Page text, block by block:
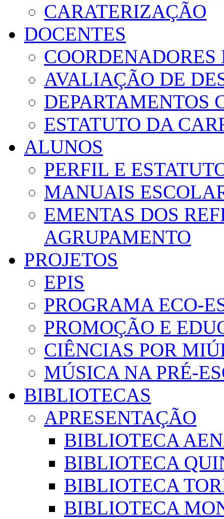
CARATERIZAÇÃO
DOCENTES
AVALIAÇÃO DE
DEPARTAMENTOS
ESTATUTO DA
ALUNOS
PERFIL E
MANUAIS
EMENTAS DOS
AGRUPAMENTO
PROJETOS
EPIS
PROGRAMA ECO-
PROMOÇÃO E
CIÊNCIAS POR
MÚSICA NA PRÉ-
BIBLIOTECAS
APRESENTAÇÃO
BIBLIOTECA
BIBLIOTECA
BIBLIOTECA
BIBLIOTECA